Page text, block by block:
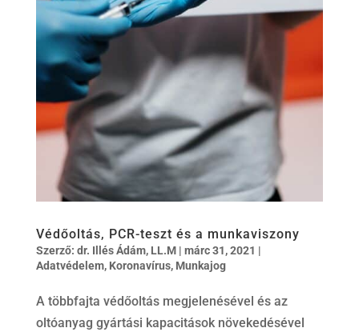
Védőoltás, PCR-teszt és a munkaviszony
Szerző: dr. Illés Ádám, LL.M| márc 31, 2021 |
Adatvédelem, Koronavírus, Munkajog
A többfajta védőoltás megjelenésével és az
oltóanyag gyártási kapacitások növekedésével